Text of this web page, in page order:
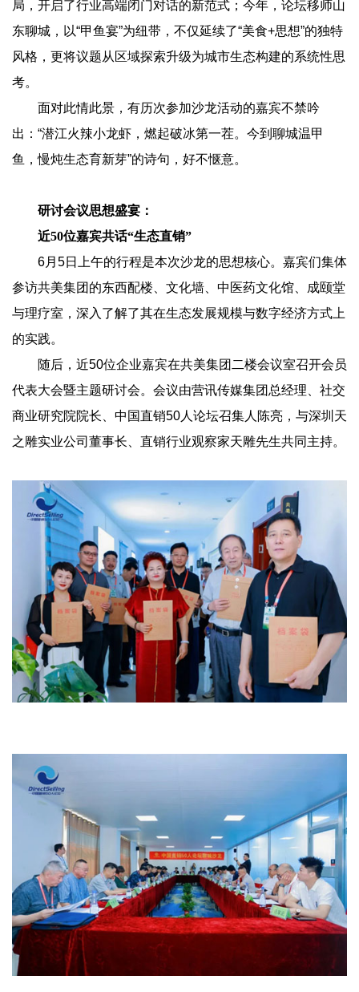
局，开启了行业高端闭门对话的新范式；今年，论坛移师山
东聊城，以“甲鱼宴”为纽带，不仅延续了“美食+思想”的独特
风格，更将议题从区域探索升级为城市生态构建的系统性思
考。
面对此情此景，有历次参加沙龙活动的嘉宾不禁吟
出：“潜江火辣小龙虾，燃起破冰第一茬。今到聊城温甲
鱼，慢炖生态育新芽”的诗句，好不惬意。
研讨会议思想盛宴：
近50位嘉宾共话“生态直销”
6月5日上午的行程是本次沙龙的思想核心。嘉宾们集体
参访共美集团的东西配楼、文化墙、中医药文化馆、成颐堂
与理疗室，深入了解了其在生态发展规模与数字经济方式上
的实践。
随后，近50位企业嘉宾在共美集团二楼会议室召开会员
代表大会暨主题研讨会。会议由营讯传媒集团总经理、社交
商业研究院院长、中国直销50人论坛召集人陈亮，与深圳天
之雕实业公司董事长、直销行业观察家天雕先生共同主持。